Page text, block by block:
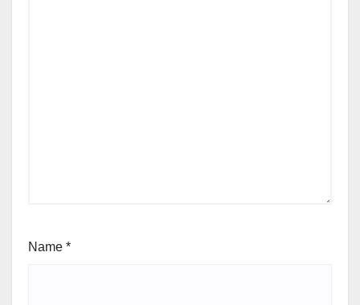
Name *